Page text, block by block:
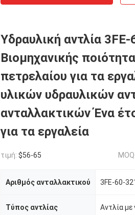
Υδραυλική αντλία
Βιομηχανικής
πετρελαίου για τα
υλικών υδραυλικών
ανταλλακτικών Ένα
για τα εργαλεία
τιμή: $56-65 MOQ:
Αριθμός ανταλλακτικού 3FE-60-
Τύπος αντλίας Αντλία με